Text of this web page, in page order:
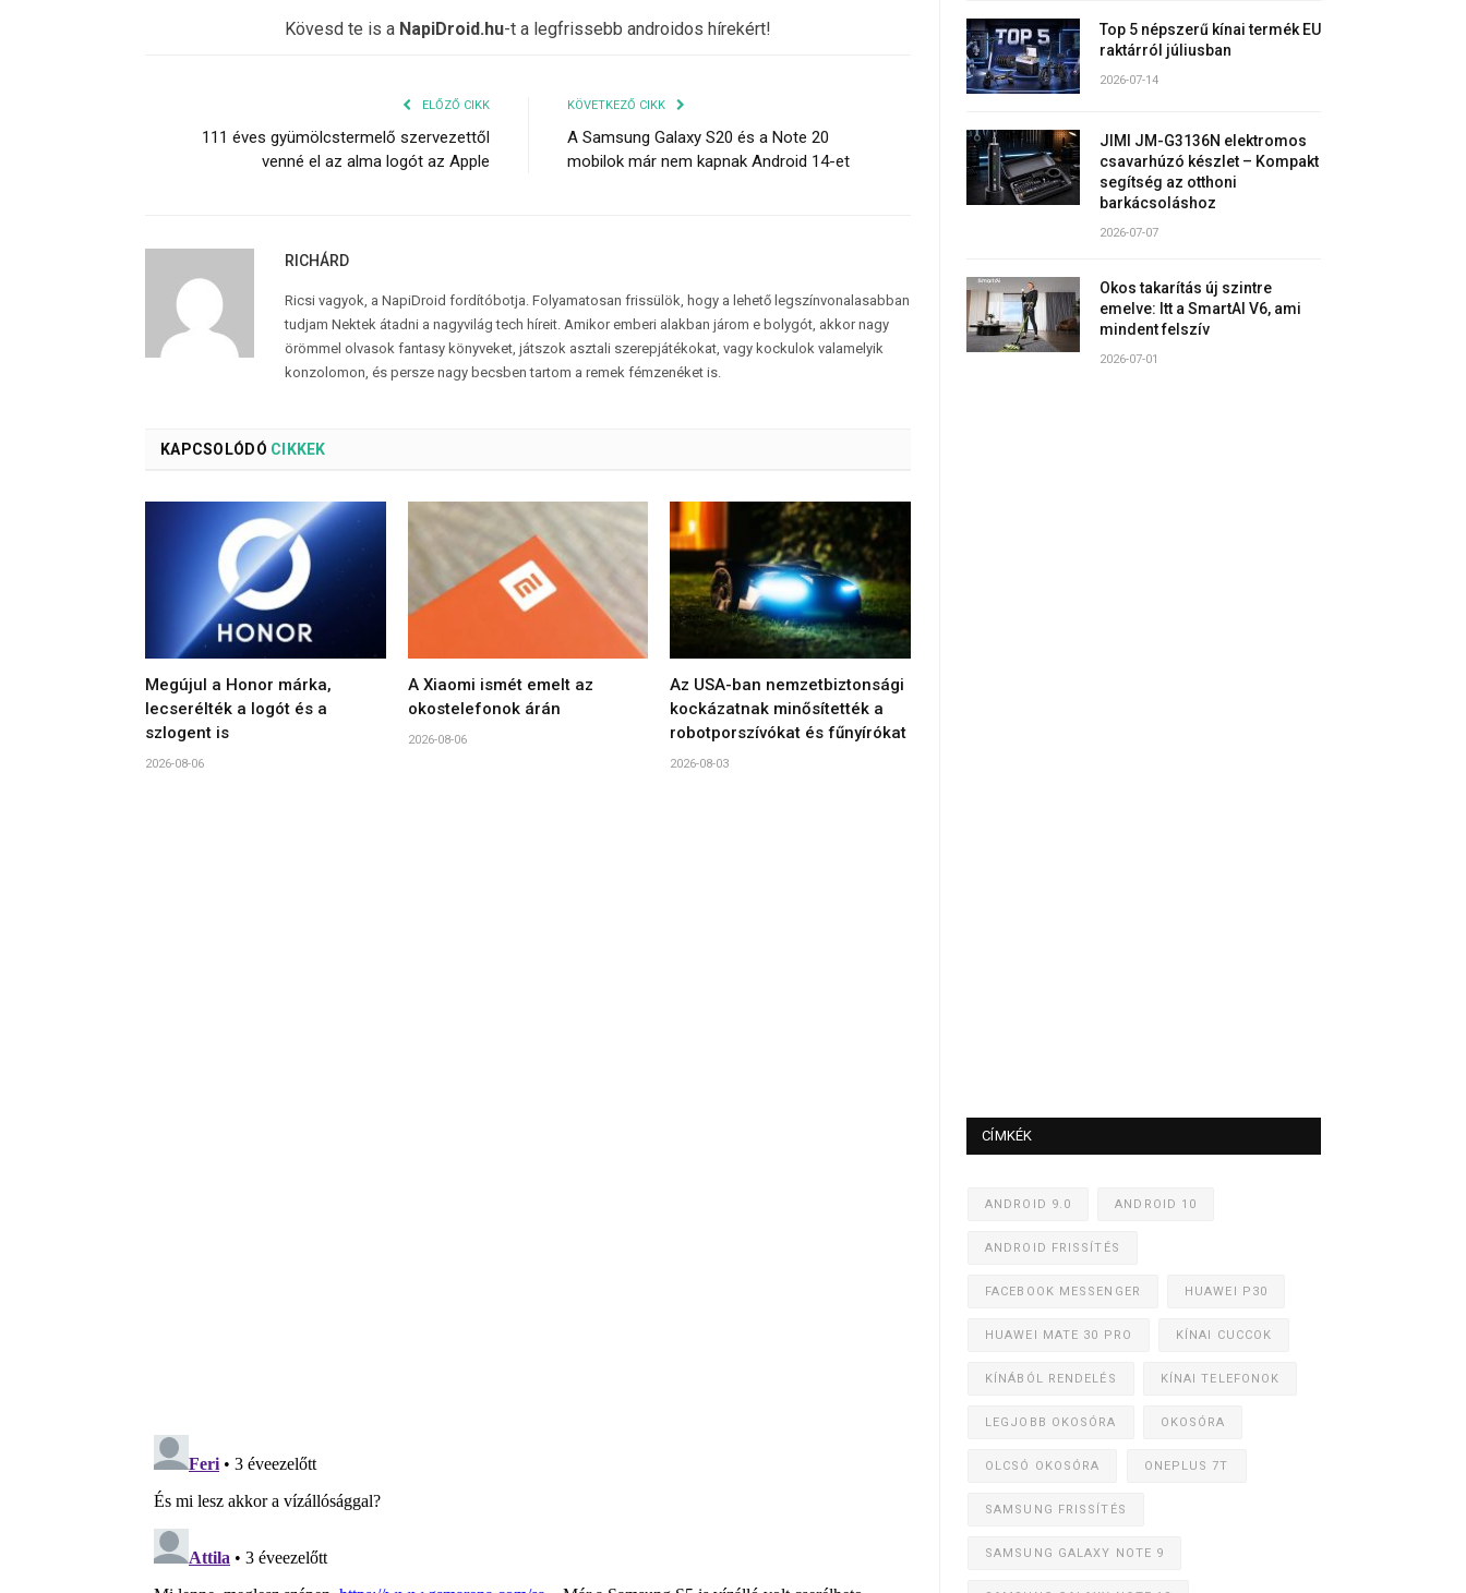
Kövesd te is a NapiDroid.hu-t a legfrissebb androidos hírekért!
ELŐZŐ CIKK
111 éves gyümölcstermelő szervezettől
venné el az alma logót az Apple
KÖVETKEZŐ CIKK
A Samsung Galaxy S20 és a Note 20
mobilok már nem kapnak Android 14-et
RICHÁRD
Ricsi vagyok, a NapiDroid fordítóbotja. Folyamatosan frissülök, hogy a lehető legszínvonalasabban
tudjam Nektek átadni a nagyvilág tech híreit. Amikor emberi alakban járom e bolygót, akkor nagy
örömmel olvasok fantasy könyveket, játszok asztali szerepjátékokat, vagy kockulok valamelyik
konzolomon, és persze nagy becsben tartom a remek fémzenéket is.
KAPCSOLÓDÓ CIKKEK
Megújul a Honor márka,
lecserélték a logót és a
szlogent is
2026-08-06
A Xiaomi ismét emelt az
okostelefonok árán
2026-08-06
Az USA-ban nemzetbiztonsági
kockázatnak minősítették a
robotporszívókat és fűnyírókat
2026-08-03
Top 5 népszerű kínai termék EU
raktárról júliusban
2026-07-14
JIMI JM-G3136N elektromos
csavarhúzó készlet – Kompakt
segítség az otthoni
barkácsoláshoz
2026-07-07
Okos takarítás új szintre
emelve: Itt a SmartAI V6, ami
mindent felszív
2026-07-01
CÍMKÉK
ANDROID 9.0 ANDROID 10
ANDROID FRISSÍTÉS
FACEBOOK MESSENGER HUAWEI P30
HUAWEI MATE 30 PRO KÍNAI CUCCOK
KÍNÁBÓL RENDELÉS KÍNAI TELEFONOK
LEGJOBB OKOSÓRA OKOSÓRA
OLCSÓ OKOSÓRA ONEPLUS 7T
SAMSUNG FRISSÍTÉS
SAMSUNG GALAXY NOTE 9